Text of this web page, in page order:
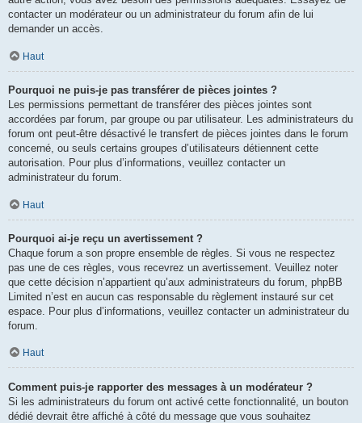
contacter un modérateur ou un administrateur du forum afin de lui
demander un accès.
Haut
Pourquoi ne puis-je pas transférer de pièces jointes ?
Les permissions permettant de transférer des pièces jointes sont
accordées par forum, par groupe ou par utilisateur. Les administrateurs du
forum ont peut-être désactivé le transfert de pièces jointes dans le forum
concerné, ou seuls certains groupes d’utilisateurs détiennent cette
autorisation. Pour plus d’informations, veuillez contacter un
administrateur du forum.
Haut
Pourquoi ai-je reçu un avertissement ?
Chaque forum a son propre ensemble de règles. Si vous ne respectez
pas une de ces règles, vous recevrez un avertissement. Veuillez noter
que cette décision n’appartient qu’aux administrateurs du forum, phpBB
Limited n’est en aucun cas responsable du règlement instauré sur cet
espace. Pour plus d’informations, veuillez contacter un administrateur du
forum.
Haut
Comment puis-je rapporter des messages à un modérateur ?
Si les administrateurs du forum ont activé cette fonctionnalité, un bouton
dédié devrait être affiché à côté du message que vous souhaitez